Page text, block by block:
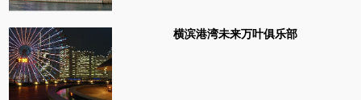
横滨港湾未来万叶俱乐部